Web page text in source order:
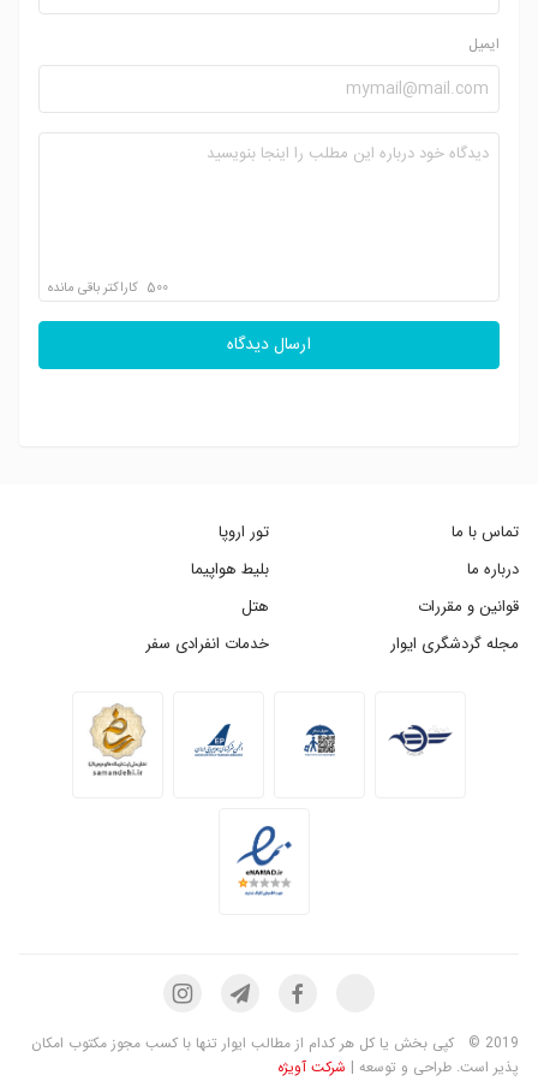
ایمیل
500 کاراکتر باقی مانده
ارسال دیدگاه
تماس با ما
درباره ما
قوانین و مقررات
مجله گردشگری ایوار
تور اروپا
بلیط هواپیما
هتل
خدمات انفرادی سفر
2019 ©
کپی بخش یا کل هر کدام از مطالب ایوار تنها با کسب مجوز مکتوب امکان
پذیر است. طراحی و توسعه | شرکت آویژه